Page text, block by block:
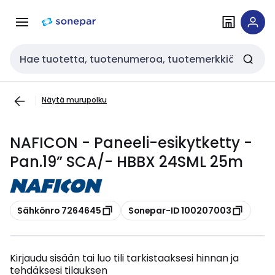
navigointiinsisältöön
Haku
Näytä murupolku
NAFICON - Paneeli-esikytketty -
Pan.19” SCA/- HBBX 24SML 25m
Kopioi
Sähkönro 7264645 Kopioi
Sonepar-ID 100207003
Kirjaudu sisään tai luo tili tarkistaaksesi hinnan ja
tehdäksesi tilauksen